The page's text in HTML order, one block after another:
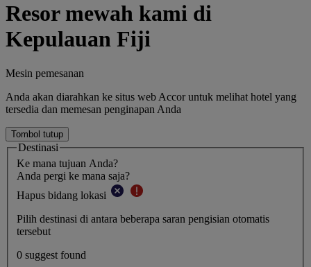
Resor mewah kami di
Kepulauan Fiji
Mesin pemesanan
Anda akan diarahkan ke situs web Accor untuk melihat hotel yang
tersedia dan memesan penginapan Anda
Tombol tutup
Destinasi
Ke mana tujuan Anda?
Anda pergi ke mana saja?
Hapus bidang lokasi
Pilih destinasi di antara beberapa saran pengisian otomatis
tersebut
0 suggest found